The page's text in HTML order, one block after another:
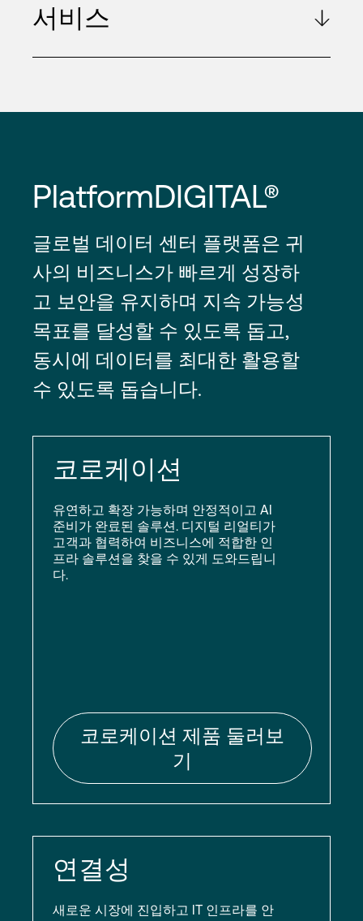
서비스
PlatformDIGITAL®
글로벌 데이터 센터 플랫폼은 귀
사의 비즈니스가 빠르게 성장하
고 보안을 유지하며 지속 가능성
목표를 달성할 수 있도록 돕고,
동시에 데이터를 최대한 활용할
수 있도록 돕습니다.
코로케이션
유연하고 확장 가능하며 안정적이고 AI
준비가 완료된 솔루션. 디지털 리얼티가
고객과 협력하여 비즈니스에 적합한 인
프라 솔루션을 찾을 수 있게 도와드립니
다.
코로케이션 제품 둘러보
기
연결성
새로운 시장에 진입하고 IT 인프라를 안